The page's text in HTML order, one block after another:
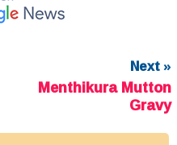
Next »
Menthikura Mutton
Gravy